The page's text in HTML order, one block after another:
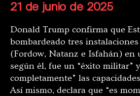
21 de junio de 2025
Donald Trump confirma que
bombardeado tres
(Fordow, Natanz e Isfahán) en
según él, fue un “éxito militar”
completamente” las
Así mismo, declara que “es